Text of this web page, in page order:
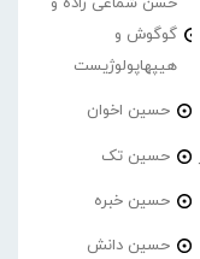
گوگوش و
هیپهاپولوژیست
حسین اخوان
حسین تک
حسین خبره
حسین دانش